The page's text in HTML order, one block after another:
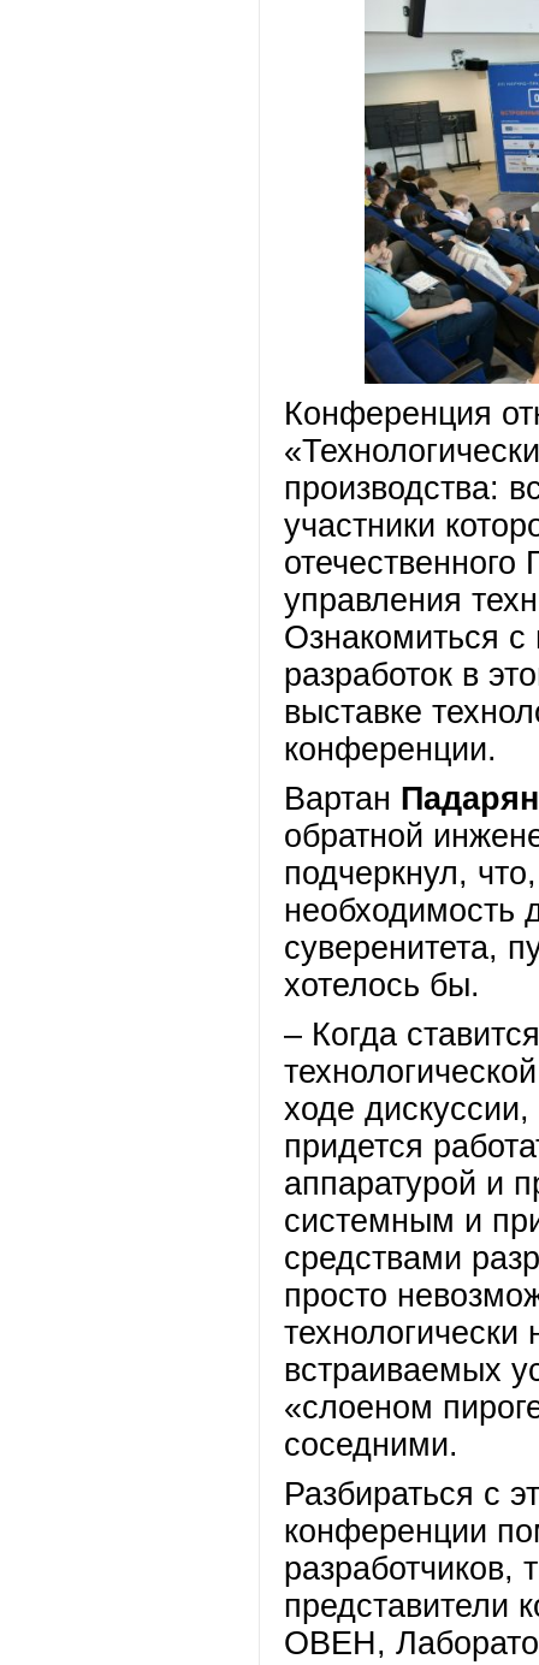
Конференция
производства:
участники
управления
Ознакомиться с
разработок в
выставке
конференции.
Вартан Падарян
обратной
подчеркнул,
необходимость
суверенитета,
хотелось бы.
– Когда
ходе
придется
аппаратурой и
системным и
средствами
просто
встраиваемых
«слоеном
соседними.
Разбираться с
конференции
разработчиков,
представители
ОВЕН,